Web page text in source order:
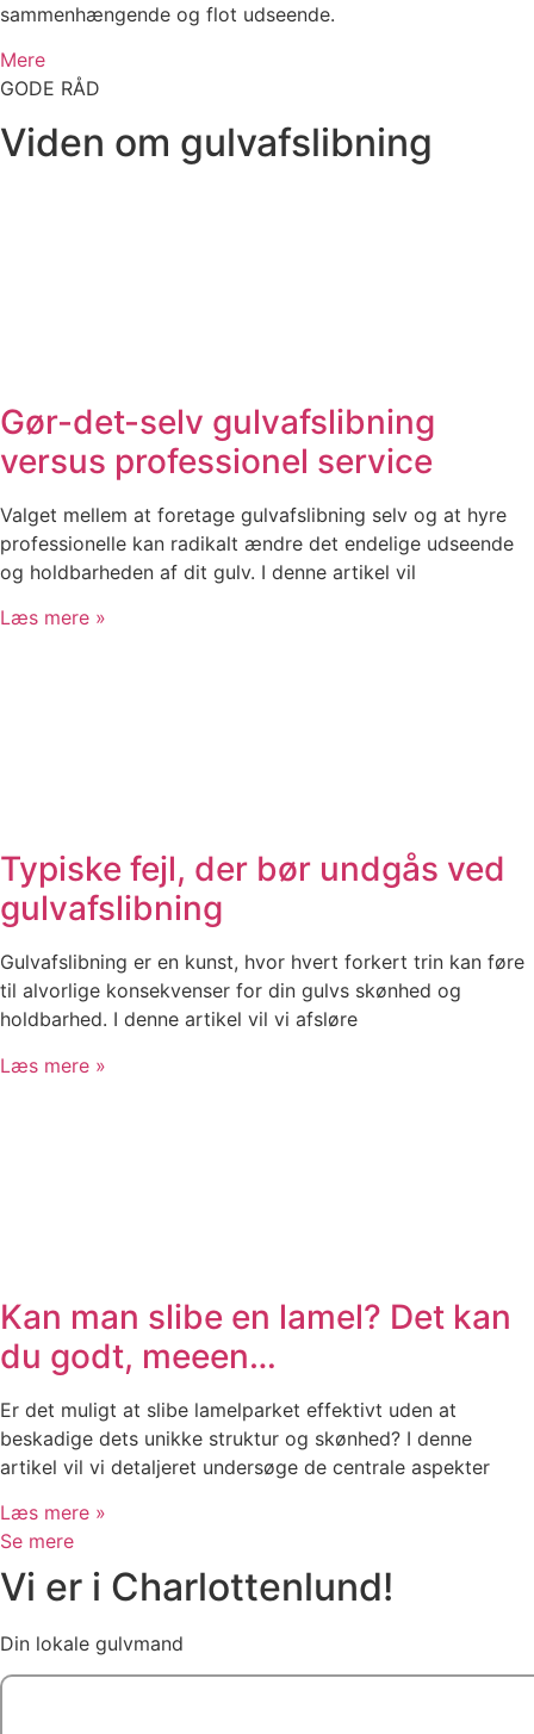
sammenhængende og flot udseende.
Mere
GODE RÅD
Viden om gulvafslibning
Gør-det-selv gulvafslibning
versus professionel service
Valget mellem at foretage gulvafslibning selv og at hyre
professionelle kan radikalt ændre det endelige udseende
og holdbarheden af dit gulv. I denne artikel vil
Læs mere »
Typiske fejl, der bør undgås ved
gulvafslibning
Gulvafslibning er en kunst, hvor hvert forkert trin kan føre
til alvorlige konsekvenser for din gulvs skønhed og
holdbarhed. I denne artikel vil vi afsløre
Læs mere »
Kan man slibe en lamel? Det kan
du godt, meeen…
Er det muligt at slibe lamelparket effektivt uden at
beskadige dets unikke struktur og skønhed? I denne
artikel vil vi detaljeret undersøge de centrale aspekter
Læs mere »
Se mere
Vi er i Charlottenlund!
Din lokale gulvmand